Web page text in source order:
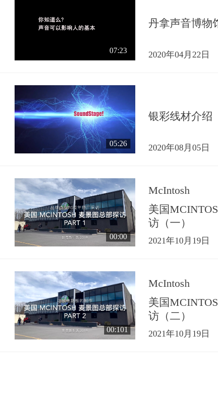
07:23
丹拿声音博物
2020年04月22日
05:26
银彩线材介绍
2020年08月05日
00:00
McIntosh
美国
访（一）
2021年10月19日
00:101
McIntosh
美国
访（二）
2021年10月19日